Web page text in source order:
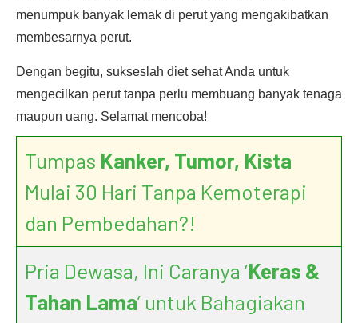
menumpuk banyak lemak di perut yang mengakibatkan
membesarnya perut.
Dengan begitu, sukseslah diet sehat Anda untuk
mengecilkan perut tanpa perlu membuang banyak tenaga
maupun uang. Selamat mencoba!
Tumpas Kanker, Tumor, Kista
Mulai 30 Hari Tanpa Kemoterapi
dan Pembedahan?!
Pria Dewasa, Ini Caranya ‘Keras &
Tahan Lama’ untuk Bahagiakan